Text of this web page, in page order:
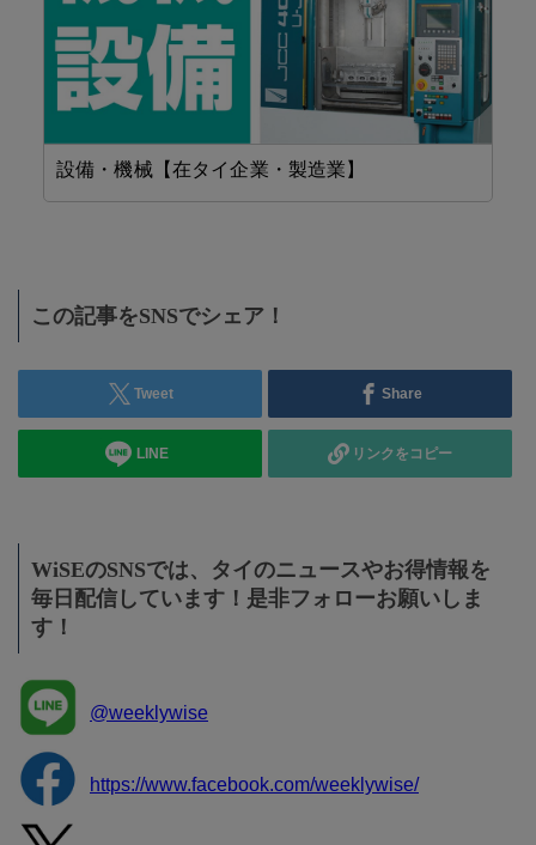
設備・機械【在タイ企業・製造業】
この記事をSNSでシェア！
Tweet Share
LINE リンクをコピー
WiSEのSNSでは、タイのニュースやお得情報を
毎日配信しています！是非フォローお願いしま
す！
@weeklywise
https://www.facebook.com/weeklywise/